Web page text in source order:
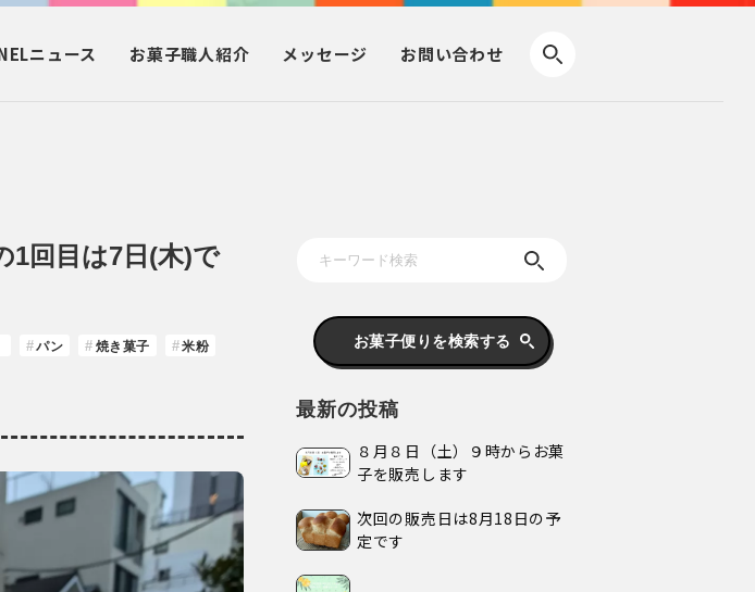
ニュース お菓子職人紹介 メッセージ お問い合わせ
1回目は7日(木)で
パン 焼き菓子 米粉 お菓子便りを検索する
最新の投稿
８月８日（土）９時からお菓
子を販売します
次回の販売日は8月18日の予
定です